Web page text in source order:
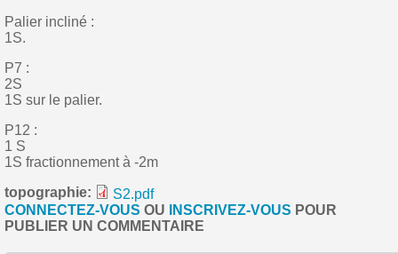
Palier incliné :
1S.
P7 :
2S
1S sur le palier.
P12 :
1 S
1S fractionnement à -2m
topographie:
S2.pdf
CONNECTEZ-VOUS OU INSCRIVEZ-VOUS POUR
PUBLIER UN COMMENTAIRE